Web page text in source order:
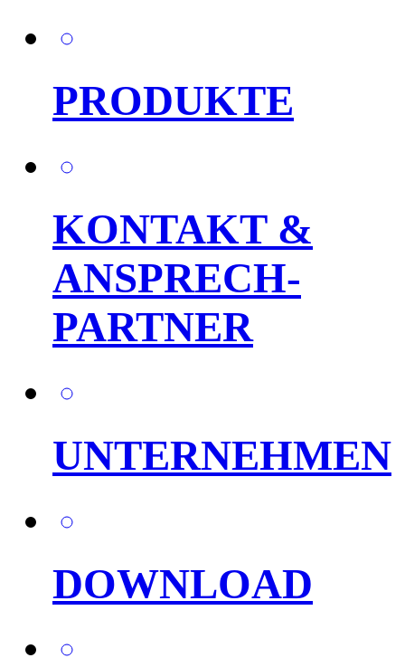
PRODUKTE
KONTAKT &
ANSPRECH-
PARTNER
UNTERNEHMEN
DOWNLOAD